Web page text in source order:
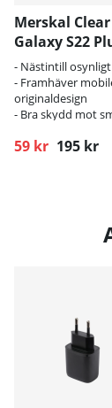
Merskal
Galaxy S22
- Nästintill
- Framhäver
originaldesign
- Bra skydd mot
59 kr 195 kr
Ordinarie pris: